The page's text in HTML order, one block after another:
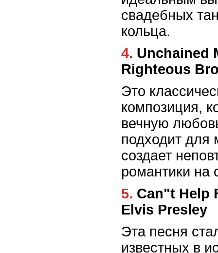
свадебных
кольца.
4. Unchained Melody - The
Righteous
Это
композиция,
вечную
подходит для
создает
романтики на
5. Can"t Help Falling in Love -
Elvis Presley
Эта песня
известных в